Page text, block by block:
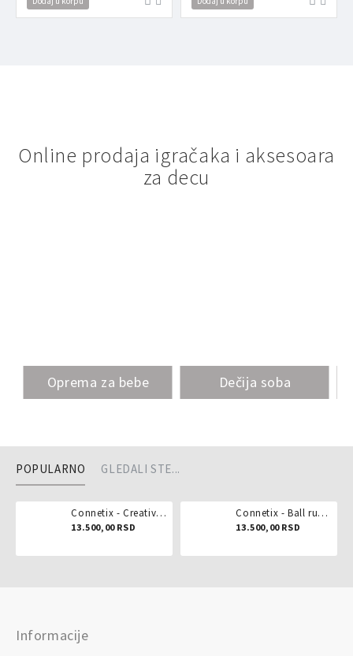
Online prodaja igračaka i aksesoara
za decu
Oprema za bebe Dečija soba
POPULARNO GLEDALI STE...
Connetix - Creative pack 102 dela
13.500,00 RSD
Connetix - Ball run pastel 106 delova
13.500,00 RSD
Informacije